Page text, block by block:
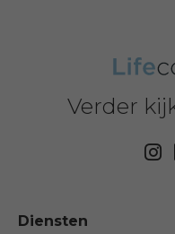
Verder
Diensten